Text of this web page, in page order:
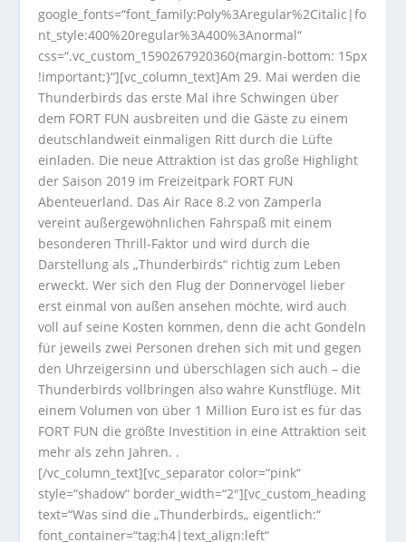
google_fonts=“font_family:Poly%3Aregular%2Citalic|fo
nt_style:400%20regular%3A400%3Anormal“
css=“.vc_custom_1590267920360{margin-bottom: 15px
!important;}“][vc_column_text]Am 29. Mai werden die
Thunderbirds das erste Mal ihre Schwingen über
dem FORT FUN ausbreiten und die Gäste zu einem
deutschlandweit einmaligen Ritt durch die Lüfte
einladen. Die neue Attraktion ist das große Highlight
der Saison 2019 im Freizeitpark FORT FUN
Abenteuerland. Das Air Race 8.2 von Zamperla
vereint außergewöhnlichen Fahrspaß mit einem
besonderen Thrill-Faktor und wird durch die
Darstellung als „Thunderbirds“ richtig zum Leben
erweckt. Wer sich den Flug der Donnervögel lieber
erst einmal von außen ansehen möchte, wird auch
voll auf seine Kosten kommen, denn die acht Gondeln
für jeweils zwei Personen drehen sich mit und gegen
den Uhrzeigersinn und überschlagen sich auch – die
Thunderbirds vollbringen also wahre Kunstflüge. Mit
einem Volumen von über 1 Million Euro ist es für das
FORT FUN die größte Investition in eine Attraktion seit
mehr als zehn Jahren. .
[/vc_column_text][vc_separator color=“pink“
style=“shadow“ border_width=“2″][vc_custom_heading
text=“Was sind die „Thunderbirds„ eigentlich:“
font_container=“tag:h4|text_align:left“